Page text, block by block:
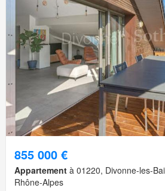
855 000 €
Appartement à 01220, Divonne-les-
Rhône-Alpes